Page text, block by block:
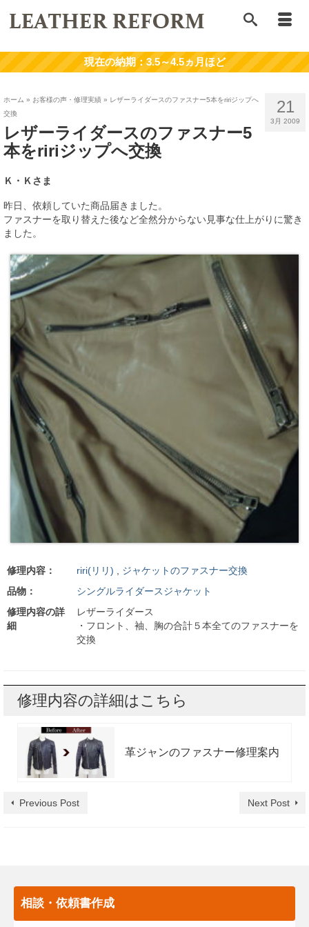
21
3月 2009
ホーム » お客様の声・修理実績 » レザーライダースのファスナー5本をririジップへ
交換
レザーライダースのファスナー5
本をririジップへ交換
Ｋ・Ｋさま
昨日、依頼していた商品届きました。
ファスナーを取り替えた後など全然分からない見事な仕上がりに驚き
ました。
修理内容： riri(リリ)
ジャケットのファスナー交換
品物：
シングルライダースジャケット
修理内容の詳
細
レザーライダース
・フロント、袖、胸の合計５本全てのファスナーを
交換
修理内容の詳細はこちら
革ジャンのファスナー修理案内
Previous Post Next Post
相談・依頼書作成